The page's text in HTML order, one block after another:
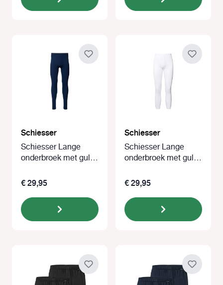
Schiesser
Schiesser Lange
onderbroek met gulp
blauw
€ 29,95
Schiesser
Schiesser Lange
onderbroek met gulp
€ 29,95